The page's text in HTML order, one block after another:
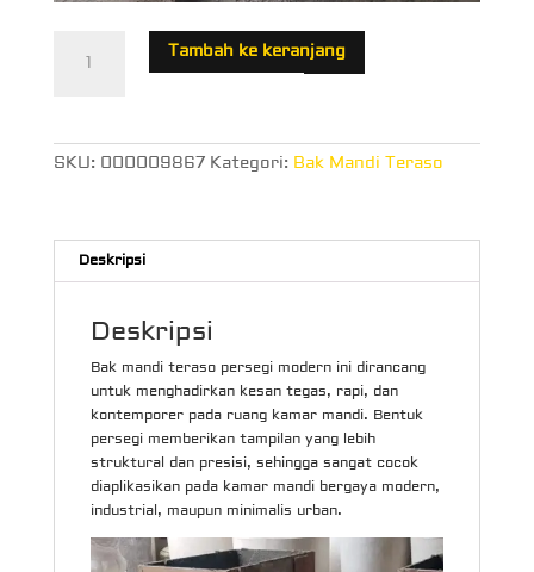
Modern
Tambah ke keranjang
SKU: 000009867 Kategori: Bak Mandi Teraso
Deskripsi
Deskripsi
Bak mandi teraso persegi modern ini dirancang
untuk menghadirkan kesan tegas, rapi, dan
kontemporer pada ruang kamar mandi. Bentuk
persegi memberikan tampilan yang lebih
struktural dan presisi, sehingga sangat cocok
diaplikasikan pada kamar mandi bergaya modern,
industrial, maupun minimalis urban.